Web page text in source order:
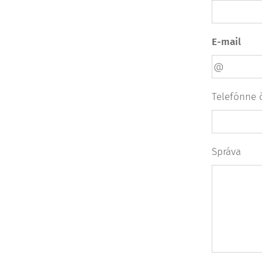
E-mail
Telefónne
Správa